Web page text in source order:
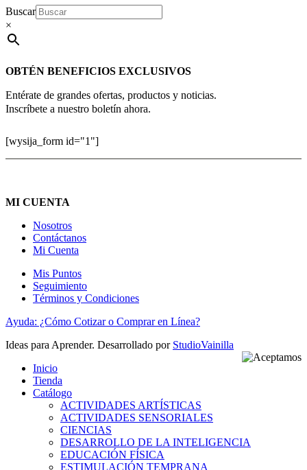
Buscar
×
OBTÉN BENEFICIOS EXCLUSIVOS
Entérate de grandes ofertas, productos y noticias.
Inscríbete a nuestro boletín ahora.
[wysija_form id="1"]
MI CUENTA
Nosotros
Contáctanos
Mi Cuenta
Mis Puntos
Seguimiento
Términos y Condiciones
Ayuda: ¿Cómo Cotizar o Comprar en Línea?
Ideas para Aprender. Desarrollado por StudioVainilla
Inicio
Tienda
Catálogo
ACTIVIDADES ARTÍSTICAS
ACTIVIDADES SENSORIALES
CIENCIAS
DESARROLLO DE LA INTELIGENCIA
EDUCACIÓN FÍSICA
ESTIMULACIÓN TEMPRANA